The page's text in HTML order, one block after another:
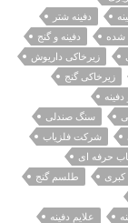
دفینه شتر
شده
دفینه و گنج
زیرخاکی داریوش
زیرخاکی گنج
سنگ صندلی
شرکت فلزیاب
حرفه ای
کبری
طلسم گنج
علایم دفینه